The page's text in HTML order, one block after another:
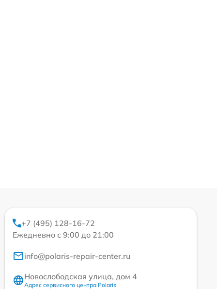
+7 (495) 128-16-72
Ежедневно с 9:00 до 21:00
info@polaris-repair-center.ru
Новослободская улица, дом 4
Адрес сервисного центра Polaris